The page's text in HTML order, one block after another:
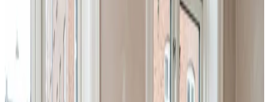
Skal din virksomhed i Tårnby have professionel industri-
og erhvervsventilation? Vi dimensionerer, installerer og
servicerer store anlæg til haller, lager, produktion og
kontorer — efter BR18 og Arbejdstilsynets krav.